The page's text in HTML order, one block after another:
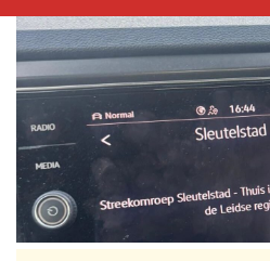
STRAKS:
De middag van
12.00 - 18.00 uur
Vorig uur
uur 1 van